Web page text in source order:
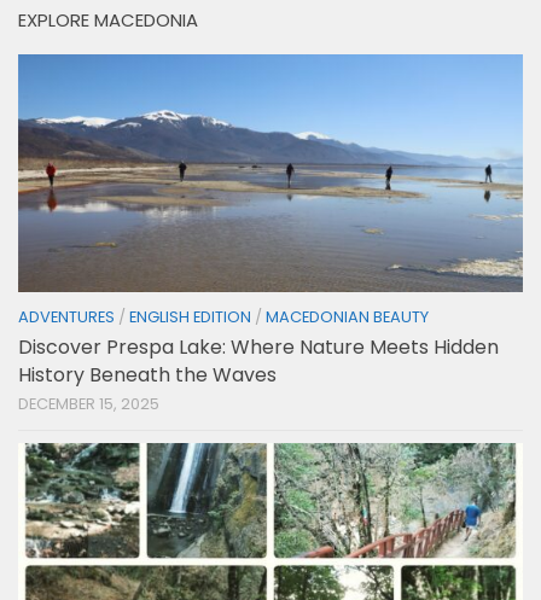
EXPLORE MACEDONIA
ADVENTURES / ENGLISH EDITION / MACEDONIAN BEAUTY
Discover Prespa Lake: Where Nature Meets Hidden
History Beneath the Waves
DECEMBER 15, 2025